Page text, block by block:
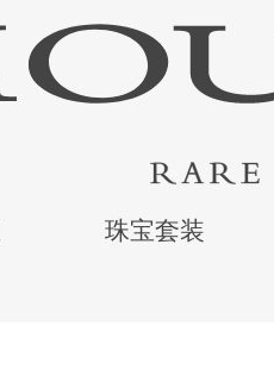
珠宝套装